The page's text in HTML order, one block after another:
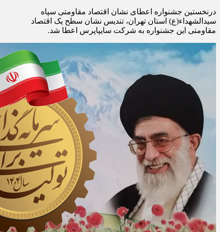
درنخستین جشنواره اعطای نشان اقتصاد مقاومتی سپاه
سیدالشهداء(ع) استان تهران، تندیس نشان سطح یک اقتصاد
مقاومتی این جشنواره به شرکت سایپاپرس اعطا شد.